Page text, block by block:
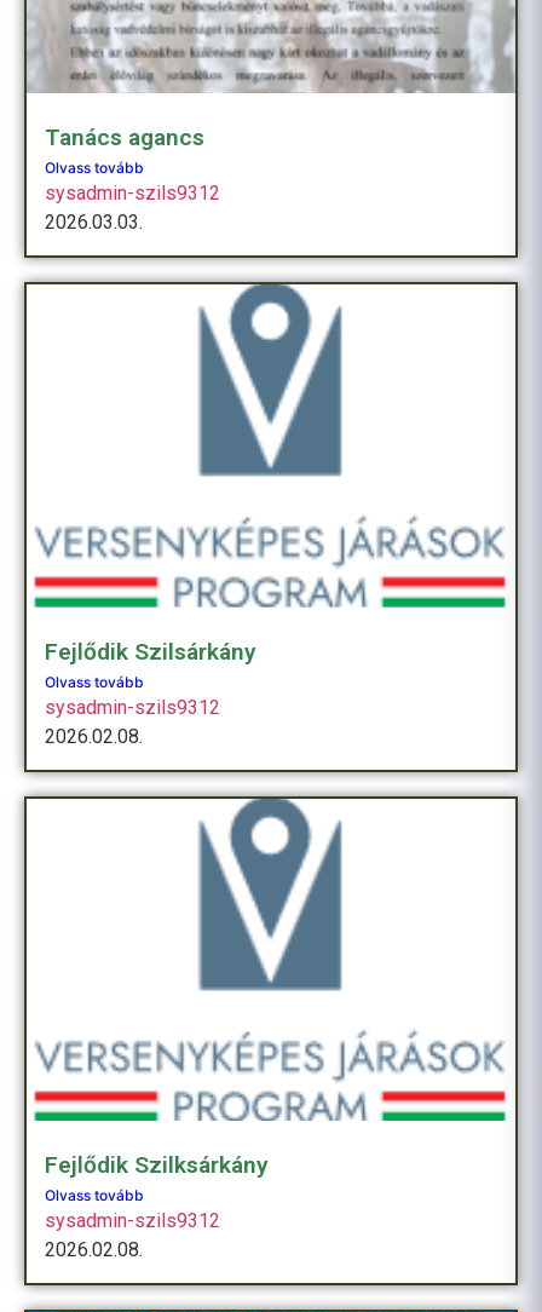
Tanács agancs
Olvass tovább
sysadmin-szils9312
2026.03.03.
Fejlődik Szilsárkány
Olvass tovább
sysadmin-szils9312
2026.02.08.
Fejlődik Szilksárkány
Olvass tovább
sysadmin-szils9312
2026.02.08.